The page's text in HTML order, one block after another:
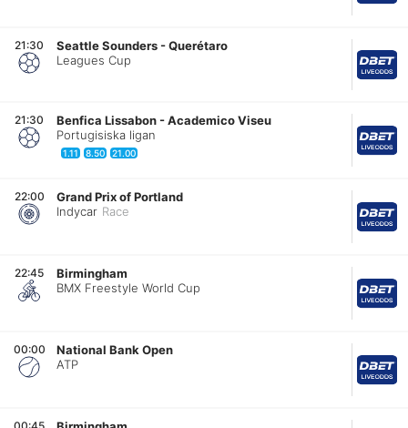
21:30 Seattle Sounders -Querétaro
Leagues Cup
21:30 Benfica Lissabon -Academico Viseu
Portugisiska ligan
1.11 8.50 21.00
22:00
Grand Prix of Portland
Indycar Race
22:45
Birmingham
BMX Freestyle World Cup
00:00
National Bank Open
ATP